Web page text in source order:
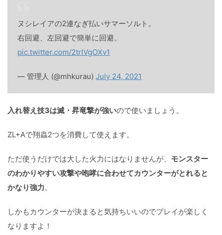
ヌシレイアの2連なぎ払いサマーソルト。
右回避、左回避で簡単に回避。
pic.twitter.com/2trlVgOXv1
— 管理人 (@mhkurau) July 24, 2021
入れ替え技3は滅・昇竜撃が強いので使いましょう。
ZL+Aで翔蟲2つを消費して使えます。
ただ使うだけでは大した火力にはなりませんが、 モンスター
のわかりやすい攻撃や咆哮に合わせてカウンターがとれると
かなり強力。
しかもカウンターが決まると気持ちいいのでプレイが楽しく
なりますよ！